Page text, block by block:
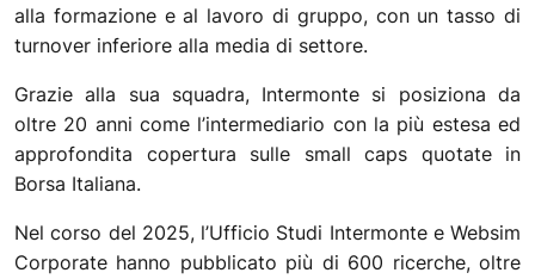
alla formazione e al lavoro di gruppo, con un tasso di
turnover inferiore alla media di settore.
Grazie alla sua squadra, Intermonte si posiziona da
oltre 20 anni come l’intermediario con la più estesa ed
approfondita copertura sulle small caps quotate in
Borsa Italiana.
Nel corso del 2025, l’Ufficio Studi Intermonte e Websim
Corporate hanno pubblicato più di 600 ricerche, oltre